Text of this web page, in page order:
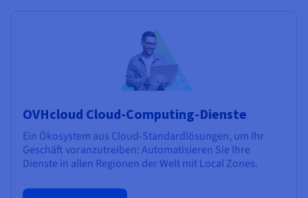
OVHcloud Cloud-Computing-Dienste
Ein Ökosystem aus Cloud-Standardlösungen, um Ihr
Geschäft voranzutreiben: Automatisieren Sie Ihre
Dienste in allen Regionen der Welt mit Local Zones.